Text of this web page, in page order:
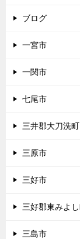
ブログ
一宮市
一関市
七尾市
三井郡大刀洗町
三原市
三好市
三好郡東みよ
三島市